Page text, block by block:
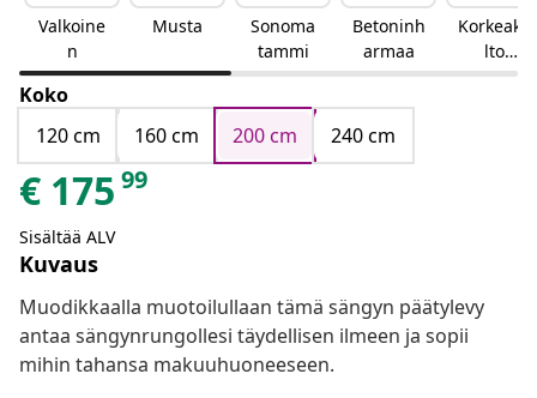
Valkoine
n
Musta
Sonoma
tammi
Betoninh
armaa
Korkeakii
lto
valkoinen
Koko
120 cm
160 cm 200 cm 240 cm
€ 175 99
Sisältää ALV
Kuvaus
Muodikkaalla muotoilullaan tämä sängyn päätylevy
antaa sängynrungollesi täydellisen ilmeen ja sopii
mihin tahansa makuuhuoneeseen.